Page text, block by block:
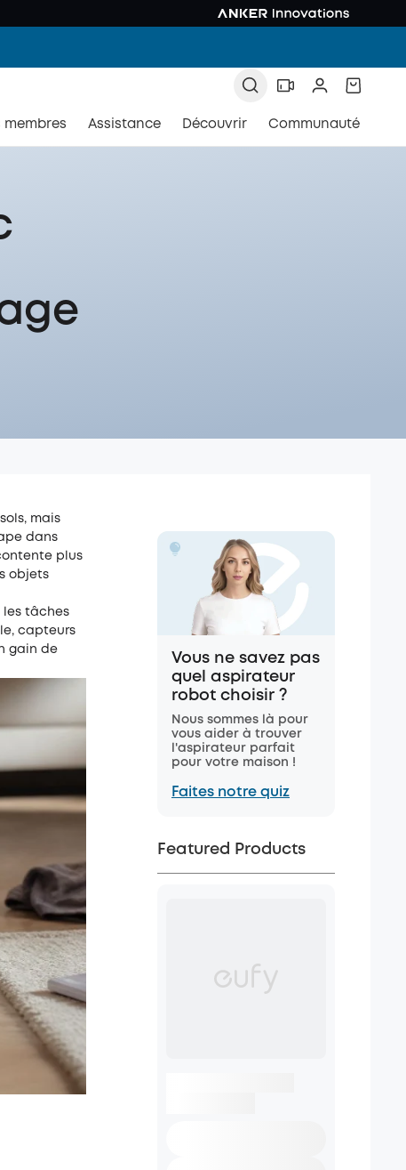
membres Assistance Découvrir Communauté
mais
dans
plus
objets
les tâches
capteurs
gain de
Vous ne savez pas
quel aspirateur
robot choisir ?
Nous sommes là pour
vous aider à trouver
l'aspirateur parfait
pour votre maison !
Faites notre quiz
Featured Products